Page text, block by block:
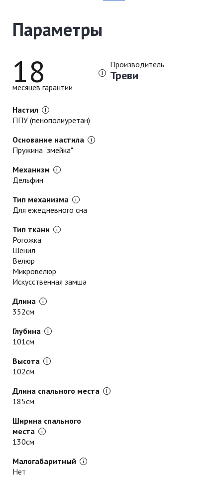
Параметры
Настил
ППУ (пенополиуретан)
Основание настила
Пружина "змейка"
Механизм
Дельфин
Тип механизма
Для ежедневного сна
Тип ткани
Рогожка
Шенил
Велюр
Микровелюр
Искусственная замша
Длина
352см
Глубина
101см
Высота
102см
Длина спального места
185см
Ширина спального
места
130см
Малогабаритный
Нет
Производитель
Треви
18
месяцев гарантии